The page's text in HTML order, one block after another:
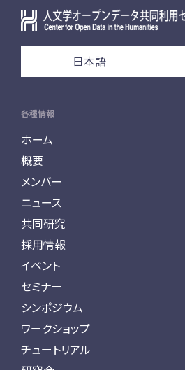
日本語
各種情報
ホーム
概要
メンバー
ニュース
共同研究
採用情報
イベント
セミナー
シンポジウム
ワークショップ
チュートリアル